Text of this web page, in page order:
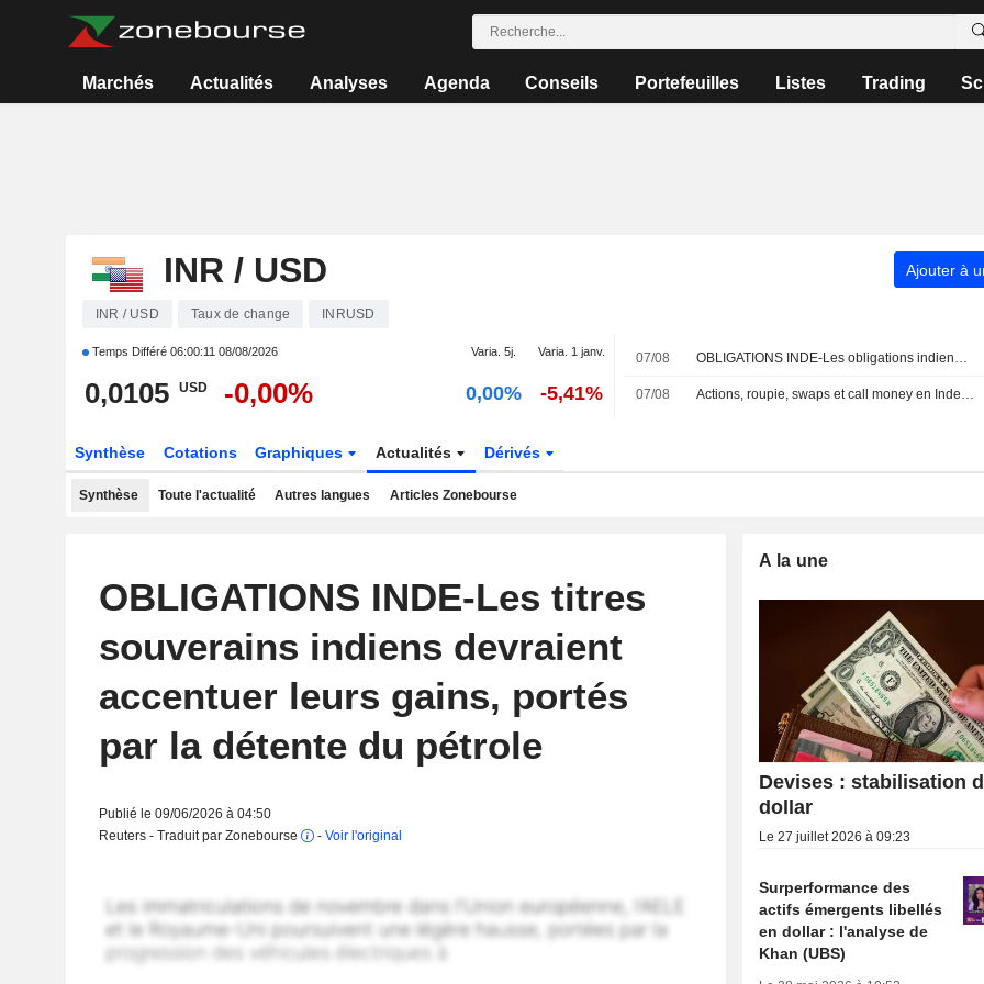
Marchés Actualités Analyses Agenda Conseils Portefeuilles Listes Trading
INR / USD Ajouter à
INR / USD Taux de change INRUSD
Temps Différé 06:00:11 08/08/2026 Varia. 5j. Varia. 1 janv.
0,0105 USD -0,00% 0,00% -5,41%
07/08 OBLIGATIONS INDE-Les obligations indiennes signent leur première hausse hebdomadaire en cinq semaines, portées par la RBI et le repli du brut
07/08 Actions, roupie, swaps et call money en Inde à 15h30 IST
Synthèse Cotations Graphiques Actualités Dérivés
Synthèse Toute l'actualité Autres langues Articles Zonebourse
OBLIGATIONS INDE-Les titres
souverains indiens devraient
accentuer leurs gains, portés
par la détente du pétrole
Publié le 09/06/2026 à 04:50
Reuters - Traduit par Zonebourse
- Voir l'original
A la une
Devises : stabilisation
dollar
Le 27 juillet 2026 à 09:23
Surperformance des
actifs émergents libellés
en dollar : l'analyse de
Khan (UBS)